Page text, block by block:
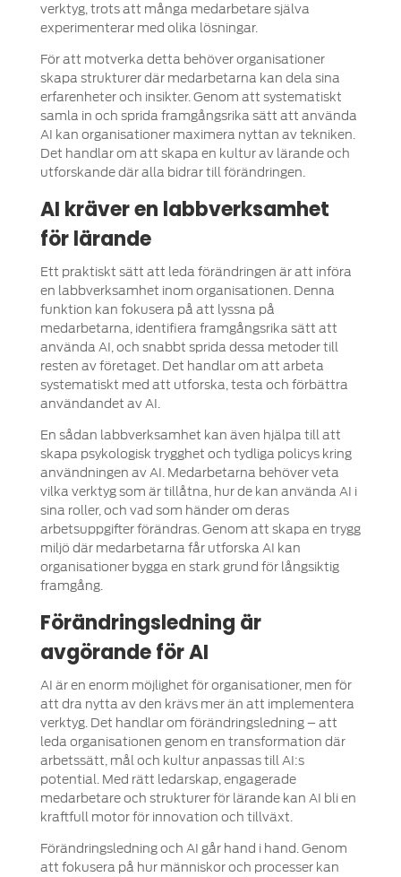
verktyg, trots att många medarbetare själva
experimenterar med olika lösningar.
För att motverka detta behöver organisationer
skapa strukturer där medarbetarna kan dela sina
erfarenheter och insikter. Genom att systematiskt
samla in och sprida framgångsrika sätt att använda
AI kan organisationer maximera nyttan av tekniken.
Det handlar om att skapa en kultur av lärande och
utforskande där alla bidrar till förändringen.
AI kräver en labbverksamhet
för lärande
Ett praktiskt sätt att leda förändringen är att införa
en labbverksamhet inom organisationen. Denna
funktion kan fokusera på att lyssna på
medarbetarna, identifiera framgångsrika sätt att
använda AI, och snabbt sprida dessa metoder till
resten av företaget. Det handlar om att arbeta
systematiskt med att utforska, testa och förbättra
användandet av AI.
En sådan labbverksamhet kan även hjälpa till att
skapa psykologisk trygghet och tydliga policys kring
användningen av AI. Medarbetarna behöver veta
vilka verktyg som är tillåtna, hur de kan använda AI i
sina roller, och vad som händer om deras
arbetsuppgifter förändras. Genom att skapa en trygg
miljö där medarbetarna får utforska AI kan
organisationer bygga en stark grund för långsiktig
framgång.
Förändringsledning är
avgörande för AI
AI är en enorm möjlighet för organisationer, men för
att dra nytta av den krävs mer än att implementera
verktyg. Det handlar om förändringsledning – att
leda organisationen genom en transformation där
arbetssätt, mål och kultur anpassas till AI:s
potential. Med rätt ledarskap, engagerade
medarbetare och strukturer för lärande kan AI bli en
kraftfull motor för innovation och tillväxt.
Förändringsledning och AI går hand i hand. Genom
att fokusera på hur människor och processer kan